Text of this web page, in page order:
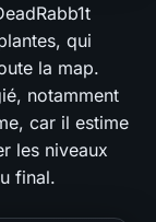
qui
la map.
notamment
car il estime
les niveaux
final.